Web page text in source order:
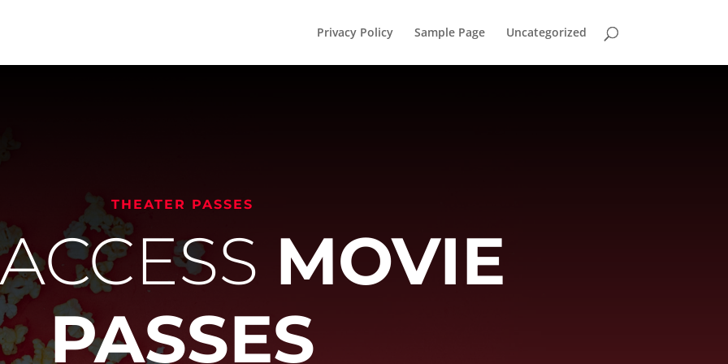
Privacy Policy Sample Page Uncategorized
THEATER PASSES
MOVIE
PASSES